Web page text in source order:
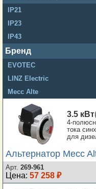
SAE1 11.5
SAE0.5 18
SAE0 14
SAE0 18
SAE00 18
SAE00 21
Lombardini Std
IP21
IP23
IP43
IP45
IP55
Бренд
EVOTEC
LINZ Electric
Mecc Alte
3.5 кВт
4-
тока
для
Альтернатор Mecc
Арт. 269-961
Цена: 57 258 ₽